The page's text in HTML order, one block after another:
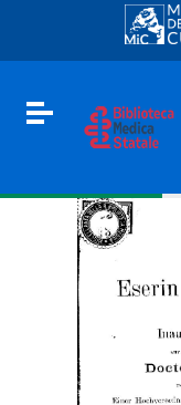
Go to content
Go to the
Go to the footer
Toggle navigation